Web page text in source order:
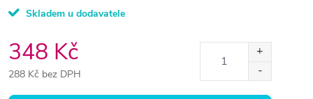
Skladem u dodavatele
348 Kč
288 Kč bez DPH